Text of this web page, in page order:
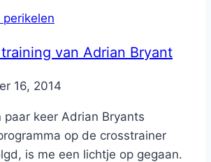
van Adrian Bryant
16, 2014
paar keer Adrian Bryants
op de crosstrainer
is me een lichtje op gegaan.